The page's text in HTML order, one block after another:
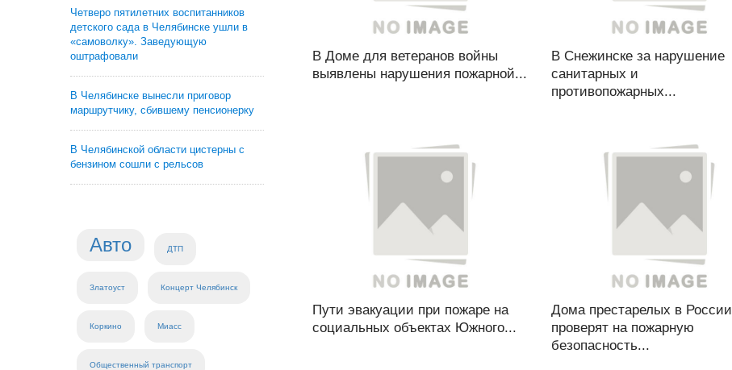
Четверо пятилетних воспитанников
детского сада в Челябинске ушли в
«самоволку». Заведующую
оштрафовали
В Челябинске вынесли приговор
маршрутчику, сбившему пенсионерку
В Челябинской области цистерны с
бензином сошли с рельсов
Авто ДТП
Златоуст Концерт Челябинск
Коркино Миасс
Общественный транспорт
В Доме для ветеранов войны
выявлены нарушения пожарной...
В Снежинске за нарушение
санитарных и
противопожарных...
Пути эвакуации при пожаре на
социальных объектах Южного...
Дома престарелых в России
проверят на пожарную
безопасность...